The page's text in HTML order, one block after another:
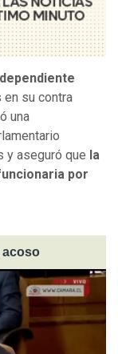
su contra
una
y aseguró que la
por
acoso